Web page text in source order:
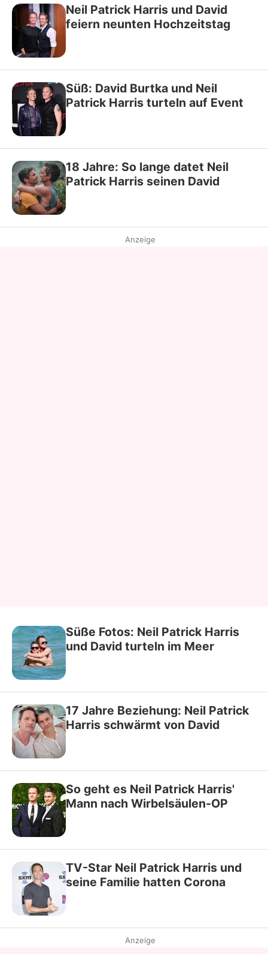
Neil Patrick Harris und David
feiern neunten Hochzeitstag
Süß: David Burtka und Neil
Patrick Harris turteln auf Event
18 Jahre: So lange datet Neil
Patrick Harris seinen David
Anzeige
Süße Fotos: Neil Patrick Harris
und David turteln im Meer
17 Jahre Beziehung: Neil Patrick
Harris schwärmt von David
So geht es Neil Patrick Harris'
Mann nach Wirbelsäulen-OP
TV-Star Neil Patrick Harris und
seine Familie hatten Corona
Anzeige